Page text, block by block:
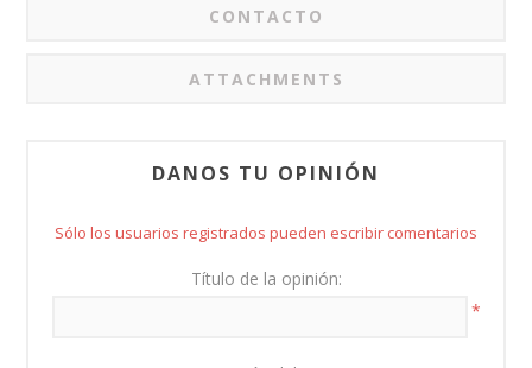
CONTACTO
ATTACHMENTS
DANOS TU OPINIÓN
Sólo los usuarios registrados pueden escribir comentarios
Título de la opinión:
*